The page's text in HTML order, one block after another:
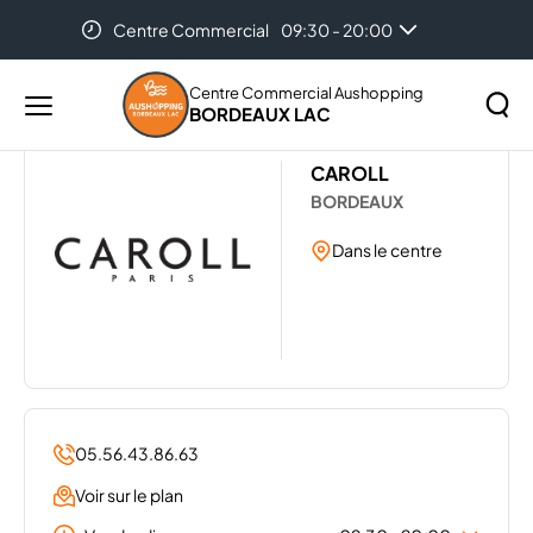
Centre Commercial
09:30 - 20:00
Auchan Bordeaux-Lac 08:00 - 21:00
Menu
principal
Centre Commercial Aushopping
BORDEAUX LAC
Les magasins de votre centre Aushopping
CAROLL
CAROLL
BORDEAUX
Dans le centre
05.56.43.86.63
Voir sur le plan